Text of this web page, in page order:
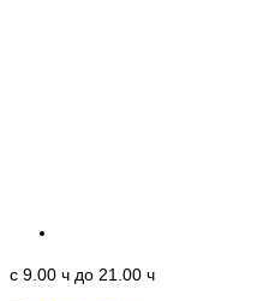
c 9.00 ч до 21.00 ч